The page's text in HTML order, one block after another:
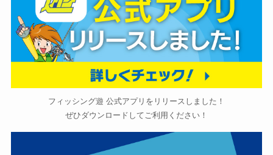
フィッシング遊 公式アプリをリリースしました！
ぜひダウンロードしてご利用ください！